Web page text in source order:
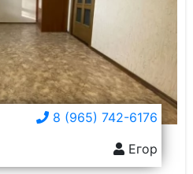
8 (965) 742-6176
Егор